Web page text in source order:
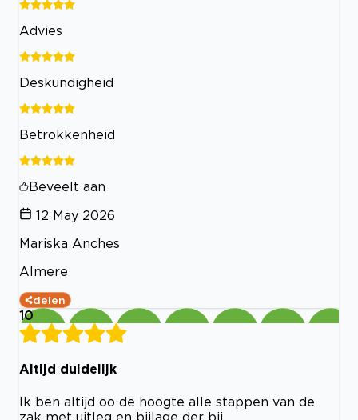
Advies
Deskundigheid
Betrokkenheid
Beveelt aan
12 May 2026
Mariska Anches
Almere
delen
10
Altijd duidelijk
Ik ben altijd oo de hoogte alle stappen van de
zak met uitleg en bijlage der bij